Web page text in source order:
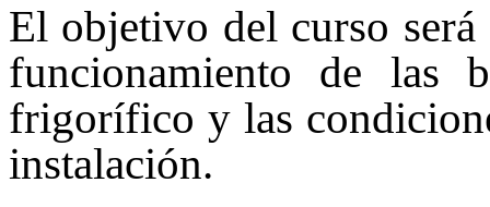
El objetivo del curso será
funcionamiento de las
frigorífico y las
instalación.